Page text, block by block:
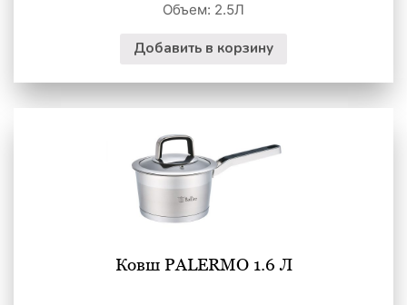
Объем: 2.5Л
Добавить в корзину
Ковш PALERMO 1.6 Л